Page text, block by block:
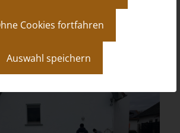
Cookies fortfahren
Auswahl speichern
eines Bungalows in